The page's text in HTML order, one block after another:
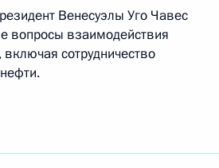
Венесуэлы Уго Чавес
вопросы взаимодействия
сотрудничество